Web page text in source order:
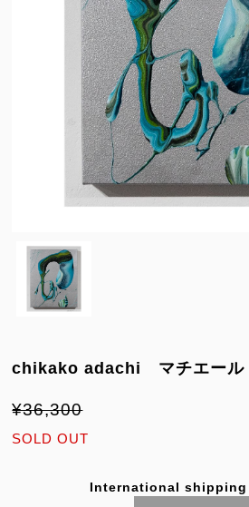
chikako adachi マチエール
¥36,300
SOLD OUT
International